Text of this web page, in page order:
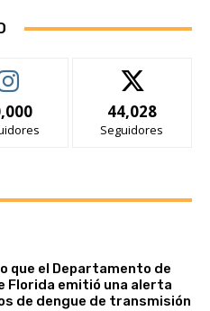
44,028
Seguidores
que el Departamento de
Florida emitió una alerta
de dengue de transmisión